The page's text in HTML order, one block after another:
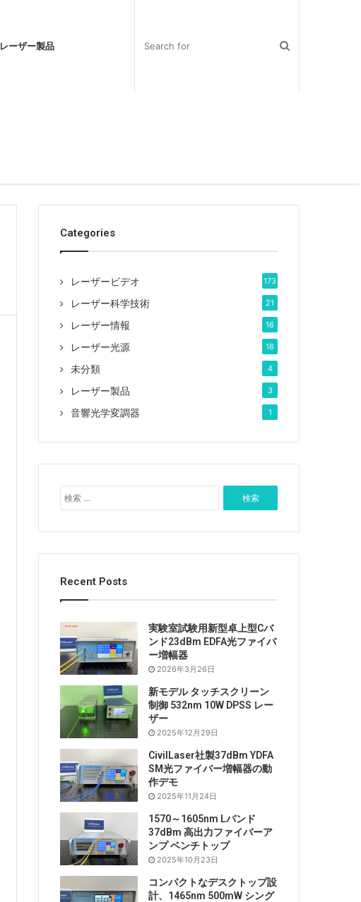
レーザー製品
Categories
レーザービデオ 173
レーザー科学技術 21
レーザー情報 16
レーザー光源 16
未分類 4
レーザー製品 3
音響光学変調器 1
索
Recent Posts
実験室試験用新型卓上型Cバ
ンド23dBm EDFA光ファイバ
ー増幅器
2026年3月26日
新モデル タッチスクリーン
制御 532nm 10W DPSS レー
ザー
2025年12月29日
CivilLaser社製37dBm YDFA
SM光ファイバー増幅器の動
作デモ
2025年11月24日
1570～1605nm Lバンド
37dBm 高出力ファイバーア
ンプ ベンチトップ
2025年10月23日
コンパクトなデスクトップ設
計、1465nm 500mW シング